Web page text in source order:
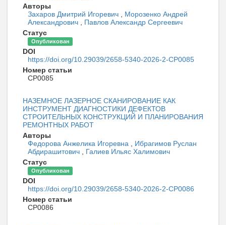
Авторы
Захаров Дмитрий Игоревич
Морозенко Андрей
Александрович
Павлов Александр Сергеевич
Статус
Опубликован
DOI
https://doi.org/10.29039/2658-5340-2026-2-CP0085
Номер статьи
CP0085
НАЗЕМНОЕ ЛАЗЕРНОЕ СКАНИРОВАНИЕ КАК
ИНСТРУМЕНТ ДИАГНОСТИКИ ДЕФЕКТОВ
СТРОИТЕЛЬНЫХ КОНСТРУКЦИЙ И ПЛАНИРОВАНИЯ
РЕМОНТНЫХ РАБОТ
Авторы
Федорова Анжелика Игоревна
Ибрагимов Руслан
Абдирашитович
Галиев Ильяс Халимович
Статус
Опубликован
DOI
https://doi.org/10.29039/2658-5340-2026-2-CP0086
Номер статьи
CP0086